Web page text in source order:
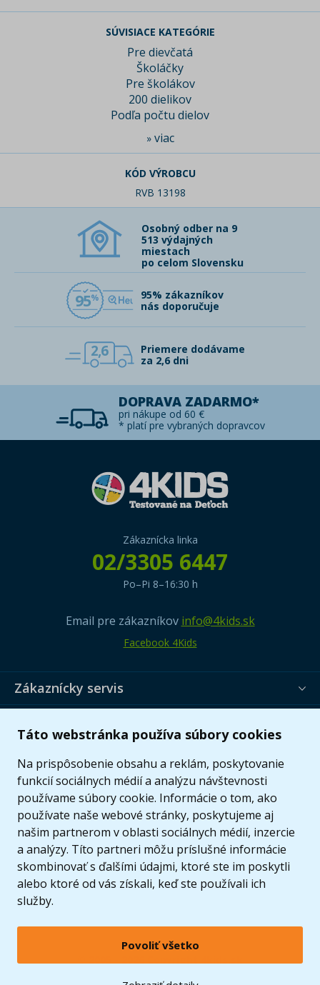
Táto webstránka používa súbory cookies
Na prispôsobenie obsahu a reklám, poskytovanie
funkcií sociálnych médií a analýzu návštevnosti
používame súbory cookie. Informácie o tom, ako
používate naše webové stránky, poskytujeme aj
našim partnerom v oblasti sociálnych médií, inzercie
a analýzy. Títo partneri môžu príslušné informácie
skombinovať s ďalšími údajmi, ktoré ste im poskytli
alebo ktoré od vás získali, keď ste používali ich
služby.
Povoliť všetko
SÚVISIACE KATEGÓRIE
Pre dievčatá
Školáčky
Pre školákov
200 dielikov
Podľa počtu dielov
» viac
KÓD VÝROBCU
RVB 13198
Osobný odber na 9
513 výdajných
miestach
po celom Slovensku
95
95% zákazníkov
nás doporučuje
2,6
Priemere dodávame
za 2,6 dni
DOPRAVA ZADARMO*
pri nákupe od 60 €
* platí pre vybraných dopravcov
Zákaznícka linka
02/3305 6447
Po–Pi 8–16:30 h
Email pre zákazníkov info@4kids.sk
Facebook 4Kids
Zákaznícky servis
LEGO, logo LEGO a minifigúrka sú ochrannými známkami spoločnosti LEGO Group. ©